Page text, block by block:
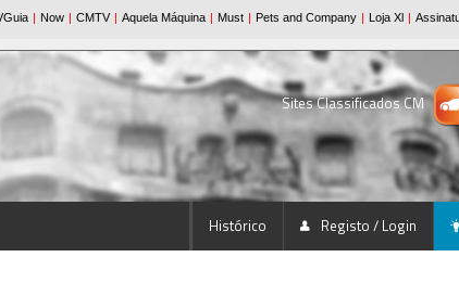
Sites Classificados CM
Histórico Registo / Login